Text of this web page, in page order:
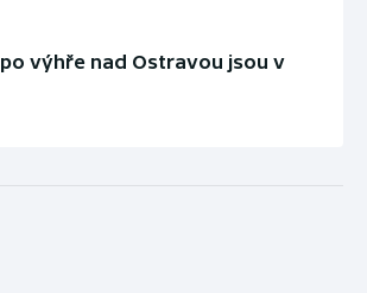
výhře nad Ostravou jsou v